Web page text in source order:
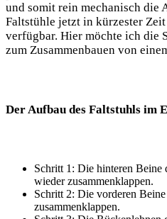
⁣und⁤ somit rein mechanisch die
Faltstühle jetzt in kürzester
verfügbar. Hier möchte ich die
zum Zusammenbauen von
Der Aufbau‌ des Faltstuhls im
Schritt 1: Die ⁤hinteren Beine
wieder zusammenklappen.
Schritt​ 2:​ Die‌ vorderen
zusammenklappen.